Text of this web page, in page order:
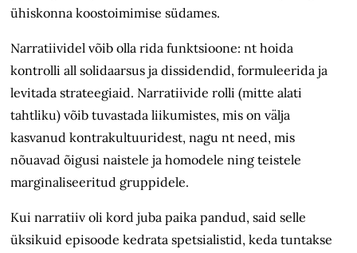
ühiskonna koostoimimise südames.
Narratiividel võib olla rida funktsioone: nt hoida
kontrolli all solidaarsus ja dissidendid, formuleerida ja
levitada strateegiaid. Narratiivide rolli (mitte alati
tahtliku) võib tuvastada liikumistes, mis on välja
kasvanud kontrakultuuridest, nagu nt need, mis
nõuavad õigusi naistele ja homodele ning teistele
marginaliseeritud gruppidele.
Kui narratiiv oli kord juba paika pandud, said selle
üksikuid episoode kedrata spetsialistid, keda tuntakse